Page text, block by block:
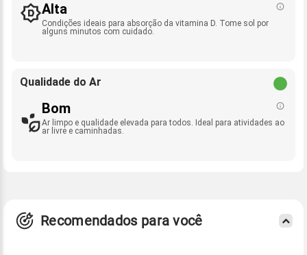
Alta
Condições ideais para absorção da vitamina D. Tome sol por
alguns minutos com cuidado.
Qualidade do Ar
Bom
Ar limpo e qualidade elevada para todos. Ideal para atividades ao
ar livre e caminhadas.
Recomendados para você